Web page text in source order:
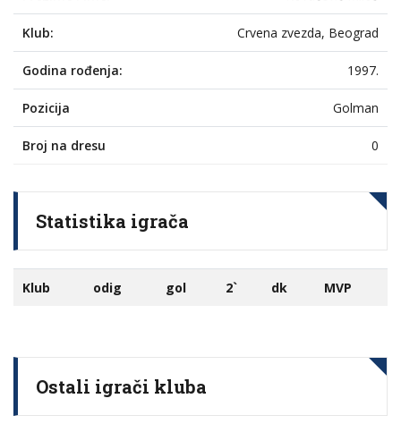
Klub: Crvena zvezda, Beograd
Godina rođenja: 1997.
Pozicija Golman
Broj na dresu 0
Statistika igrača
Klub odig gol 2` dk MVP
Ostali igrači kluba